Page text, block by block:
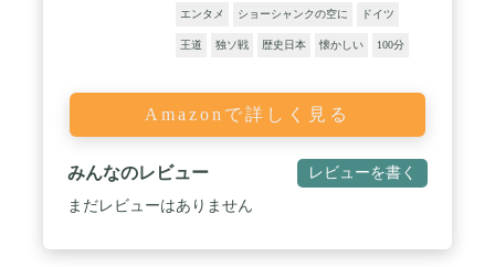
エンタメ ショーシャンクの空に ドイツ
王道 独ソ戦 歴史日本 懐かしい 100分
Amazonで詳しく見る
みんなのレビュー レビューを書く
まだレビューはありません